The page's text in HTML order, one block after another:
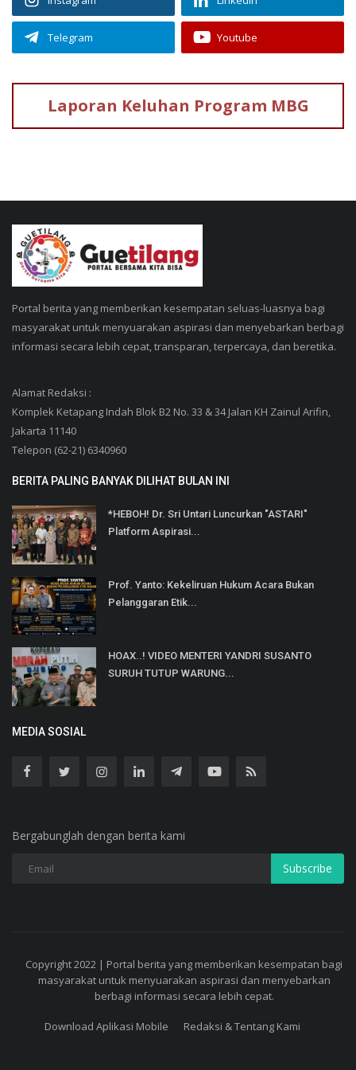
Telegram Youtube
Laporan Keluhan Program MBG
Portal berita yang memberikan kesempatan seluas-luasnya bagi
masyarakat untuk menyuarakan aspirasi dan menyebarkan berbagi
informasi secara lebih cepat, transparan, terpercaya, dan beretika.
Alamat Redaksi :
Komplek Ketapang Indah Blok B2 No. 33 & 34 Jalan KH Zainul Arifin,
Jakarta 11140
Telepon (62-21) 6340960
BERITA PALING BANYAK DILIHAT BULAN INI
*HEBOH! Dr. Sri Untari Luncurkan "ASTARI"
Platform Aspirasi...
Prof. Yanto: Kekeliruan Hukum Acara Bukan
Pelanggaran Etik...
HOAX..! VIDEO MENTERI YANDRI SUSANTO
SURUH TUTUP WARUNG...
MEDIA SOSIAL
Bergabunglah dengan berita kami
Subscribe
Copyright 2022 | Portal berita yang memberikan kesempatan bagi
masyarakat untuk menyuarakan aspirasi dan menyebarkan
berbagi informasi secara lebih cepat.
Download Aplikasi Mobile Redaksi & Tentang Kami